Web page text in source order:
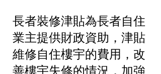
長者裝修津貼為長者自住
業主提供財政資助，津貼
維修自住樓宇的費用，改
善樓宇失修的情況，加強